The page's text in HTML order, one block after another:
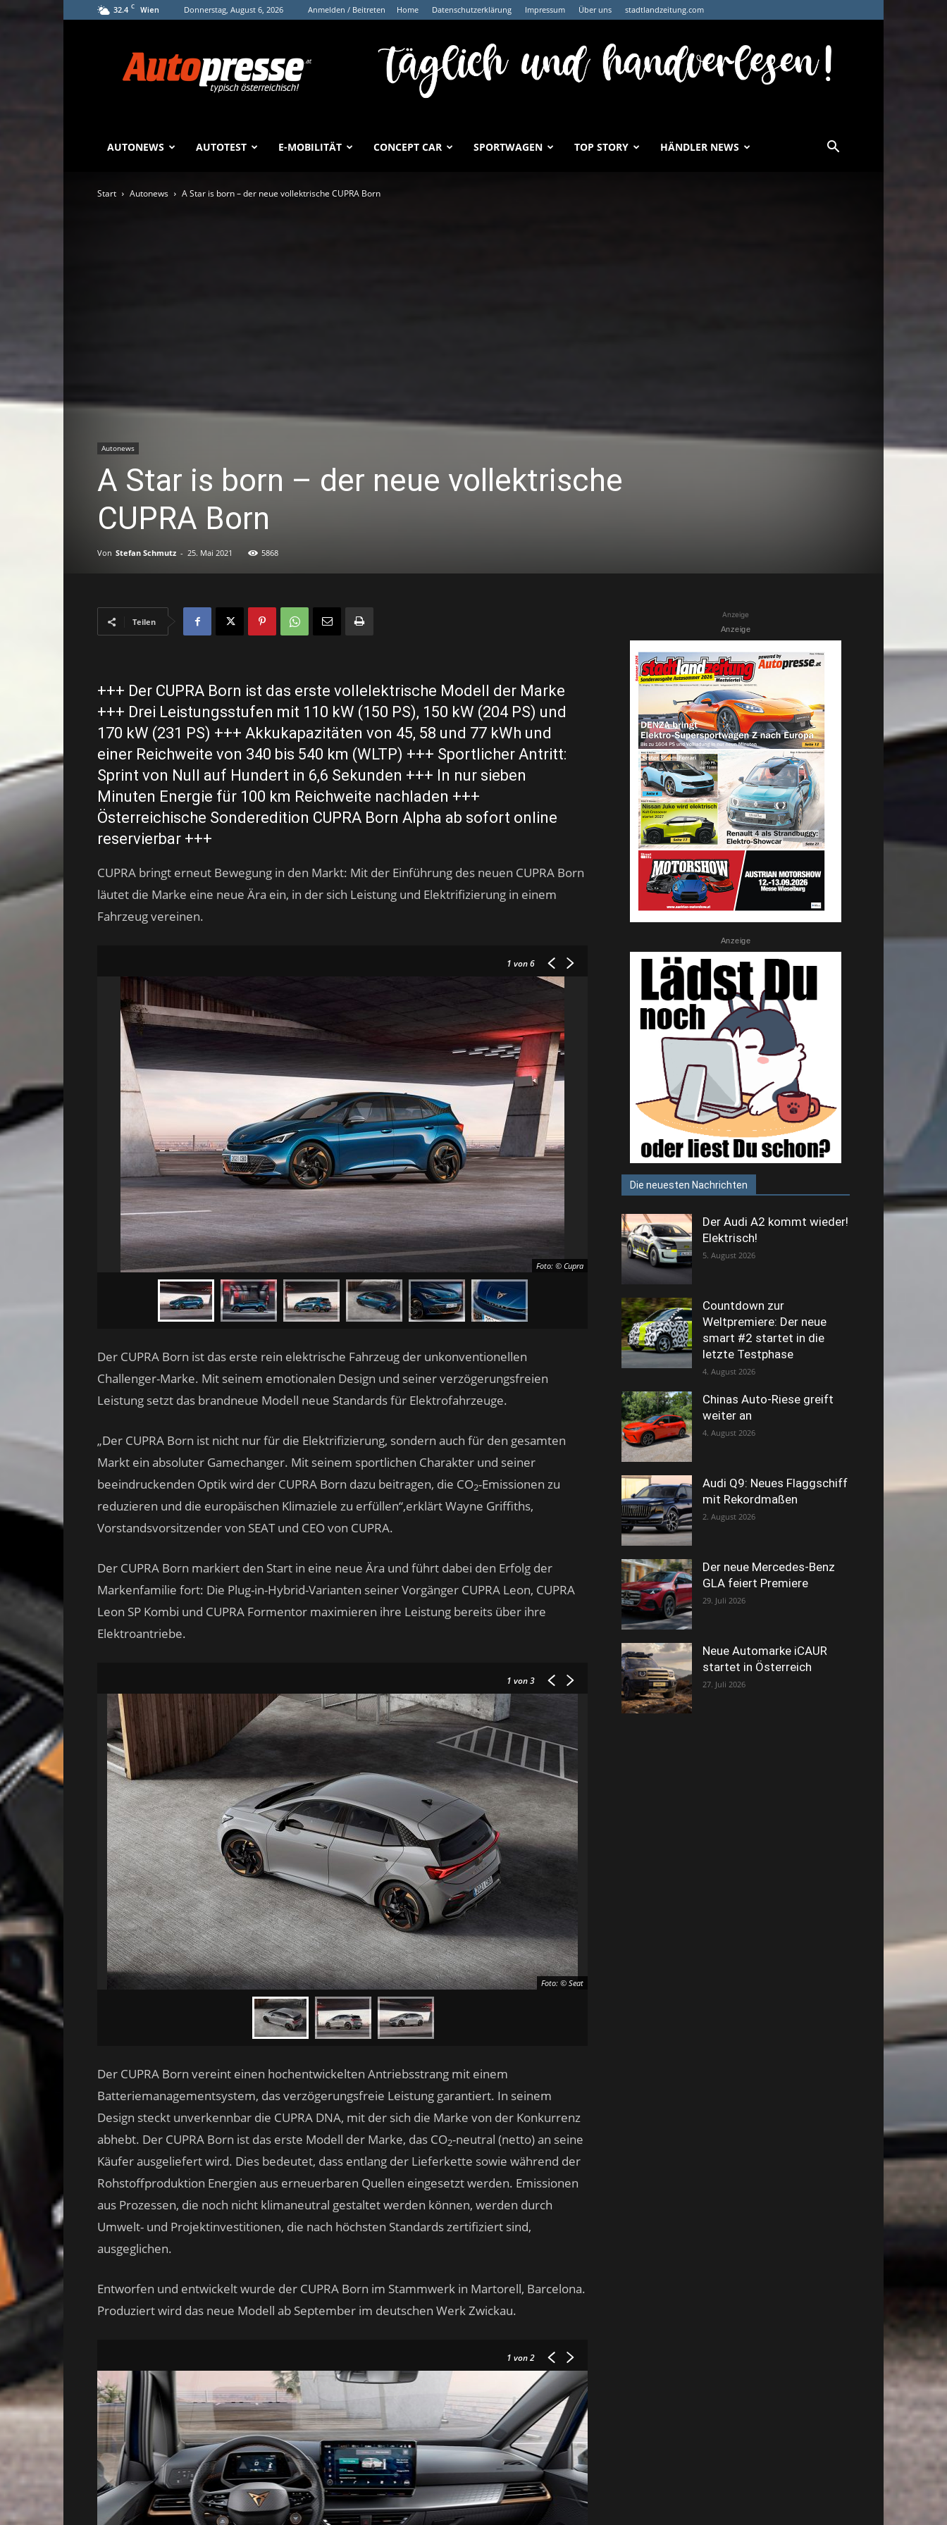
32.4 C Wien Donnerstag, August 6, 2026 Anmelden / Beitreten Home Datenschutzerklärung Impressum Über uns stadtlandzeitung.com
AUTONEWS AUTOTEST E-MOBILITÄT CONCEPT CAR SPORTWAGEN TOP STORY HÄNDLER NEWS
Start Autonews A Star is born – der neue vollektrische CUPRA Born
Autonews
A Star is born – der neue vollektrische
CUPRA Born
Von Stefan Schmutz - 25. Mai 2021 5868
Teilen
+++ Der CUPRA Born ist das erste vollelektrische Modell der Marke
+++ Drei Leistungsstufen mit 110 kW (150 PS), 150 kW (204 PS) und
170 kW (231 PS) +++ Akkukapazitäten von 45, 58 und 77 kWh und
einer Reichweite von 340 bis 540 km (WLTP) +++ Sportlicher Antritt:
Sprint von Null auf Hundert in 6,6 Sekunden +++ In nur sieben
Minuten Energie für 100 km Reichweite nachladen +++
Österreichische Sonderedition CUPRA Born Alpha ab sofort online
reservierbar +++
CUPRA bringt erneut Bewegung in den Markt: Mit der Einführung des neuen CUPRA Born
läutet die Marke eine neue Ära ein, in der sich Leistung und Elektrifizierung in einem
Fahrzeug vereinen.
1 von 6
Foto: © Cupra
Der CUPRA Born ist das erste rein elektrische Fahrzeug der unkonventionellen
Challenger-Marke. Mit seinem emotionalen Design und seiner verzögerungsfreien
Leistung setzt das brandneue Modell neue Standards für Elektrofahrzeuge.
„Der CUPRA Born ist nicht nur für die Elektrifizierung, sondern auch für den gesamten
Markt ein absoluter Gamechanger. Mit seinem sportlichen Charakter und seiner
beeindruckenden Optik wird der CUPRA Born dazu beitragen, die CO2-Emissionen zu
reduzieren und die europäischen Klimaziele zu erfüllen“,erklärt Wayne Griffiths,
Vorstandsvorsitzender von SEAT und CEO von CUPRA.
Der CUPRA Born markiert den Start in eine neue Ära und führt dabei den Erfolg der
Markenfamilie fort: Die Plug-in-Hybrid-Varianten seiner Vorgänger CUPRA Leon, CUPRA
Leon SP Kombi und CUPRA Formentor maximieren ihre Leistung bereits über ihre
Elektroantriebe.
1 von 3
Foto: © Seat
Der CUPRA Born vereint einen hochentwickelten Antriebsstrang mit einem
Batteriemanagementsystem, das verzögerungsfreie Leistung garantiert. In seinem
Design steckt unverkennbar die CUPRA DNA, mit der sich die Marke von der Konkurrenz
abhebt. Der CUPRA Born ist das erste Modell der Marke, das CO2-neutral (netto) an seine
Käufer ausgeliefert wird. Dies bedeutet, dass entlang der Lieferkette sowie während der
Rohstoffproduktion Energien aus erneuerbaren Quellen eingesetzt werden. Emissionen
aus Prozessen, die noch nicht klimaneutral gestaltet werden können, werden durch
Umwelt- und Projektinvestitionen, die nach höchsten Standards zertifiziert sind,
ausgeglichen.
Entworfen und entwickelt wurde der CUPRA Born im Stammwerk in Martorell, Barcelona.
Produziert wird das neue Modell ab September im deutschen Werk Zwickau.
1 von 2
Anzeige
Anzeige
Anzeige
Die neuesten Nachrichten
Der Audi A2 kommt wieder!
Elektrisch!
5. August 2026
Countdown zur
Weltpremiere: Der neue
smart #2 startet in die
letzte Testphase
4. August 2026
Chinas Auto-Riese greift
weiter an
4. August 2026
Audi Q9: Neues Flaggschiff
mit Rekordmaßen
2. August 2026
Der neue Mercedes-Benz
GLA feiert Premiere
29. Juli 2026
Neue Automarke iCAUR
startet in Österreich
27. Juli 2026